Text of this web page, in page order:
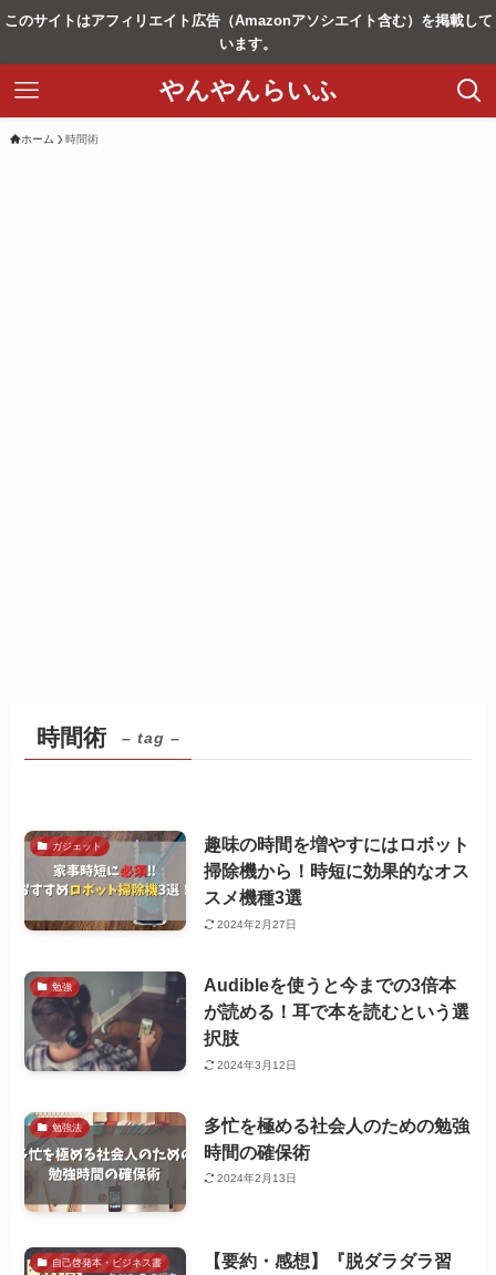
このサイトはアフィリエイト広告（Amazonアソシエイト含む）を掲載して
います。
やんやんらいふ
ホーム 時間術
時間術 – tag –
ガジェット
趣味の時間を増やすにはロボット
掃除機から！時短に効果的なオス
スメ機種3選
2024年2月27日
勉強
Audibleを使うと今までの3倍本
が読める！耳で本を読むという選
択肢
2024年3月12日
勉強法
多忙を極める社会人のための勉強
時間の確保術
2024年2月13日
自己啓発本・ビジネス書
【要約・感想】『脱ダラダラ習